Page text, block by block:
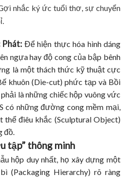
nhắc ký ức tuổi thơ, sự chuyển
Để hiện thực hóa hình dáng
ngựa hay độ cong của bập bênh
là một thách thức kỹ thuật cực
khuôn (Die-cut) phức tạp và Bồi
là những chiếc hộp vuông vức
có những đường cong mềm mại,
điêu khắc (Sculptural Object)
đồ.
tập” thông minh
hộp duy nhất, họ xây dựng một
(Packaging Hierarchy) rõ ràng